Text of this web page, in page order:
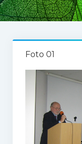
O společnosti
Telestézie
O vodě ze studní
Proutkaření – historie
Telestézická prospekce
Kontakty
Foto 01